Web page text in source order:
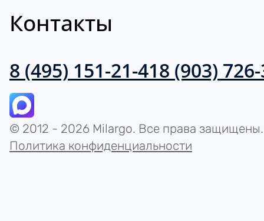
Контакты
8 (495) 151-21-418 (903)
© 2012 - 2026 Milargo. Все права защищены.
Политика конфиденциальности